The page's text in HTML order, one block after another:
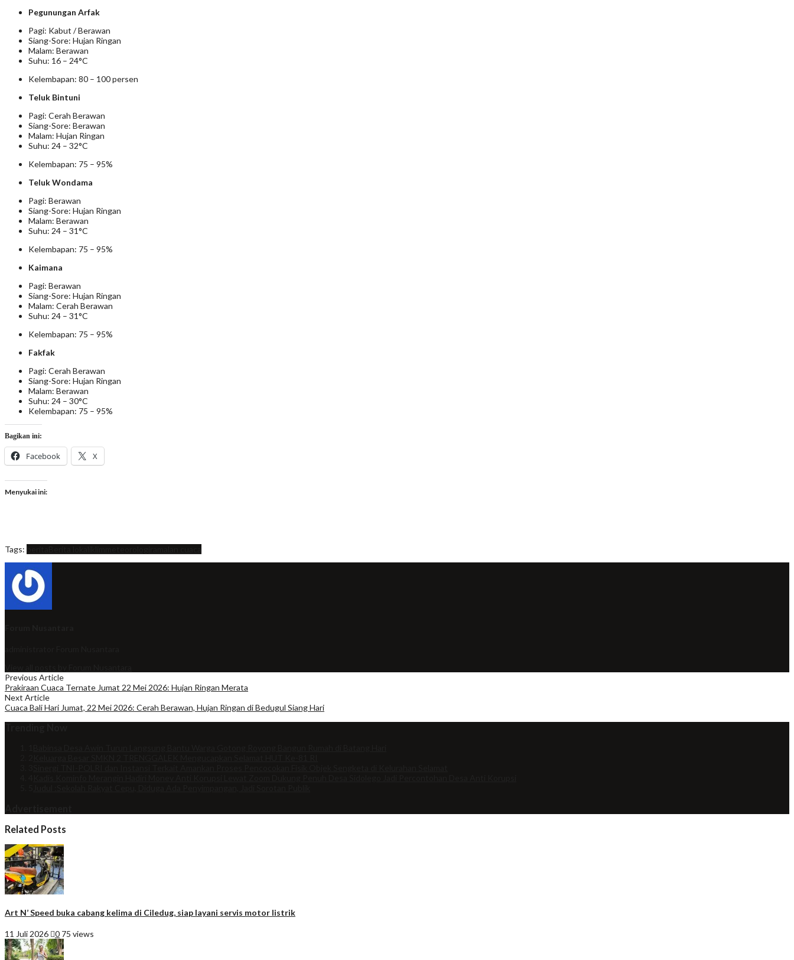
Pegunungan Arfak
Pagi: Kabut / Berawan
Siang-Sore: Hujan Ringan
Malam: Berawan
Suhu: 16 – 24°C
Kelembapan: 80 – 100 persen
Teluk Bintuni
Pagi: Cerah Berawan
Siang-Sore: Berawan
Malam: Hujan Ringan
Suhu: 24 – 32°C
Kelembapan: 75 – 95%
Teluk Wondama
Pagi: Berawan
Siang-Sore: Hujan Ringan
Malam: Berawan
Suhu: 24 – 31°C
Kelembapan: 75 – 95%
Kaimana
Pagi: Berawan
Siang-Sore: Hujan Ringan
Malam: Cerah Berawan
Suhu: 24 – 31°C
Kelembapan: 75 – 95%
Fakfak
Pagi: Cerah Berawan
Siang-Sore: Hujan Ringan
Malam: Berawan
Suhu: 24 – 30°C
Kelembapan: 75 – 95%
Bagikan ini:
Facebook X
Menyukai ini:
Tags:
Previous Article
Prakiraan Cuaca Ternate Jumat 22 Mei 2026: Hujan Ringan Merata
Next Article
Cuaca Bali Hari Jumat, 22 Mei 2026: Cerah Berawan, Hujan Ringan di Bedugul Siang Hari
Related Posts
Art N’ Speed buka cabang kelima di Ciledug, siap layani servis motor listrik
11 Juli 2026 0 75 views